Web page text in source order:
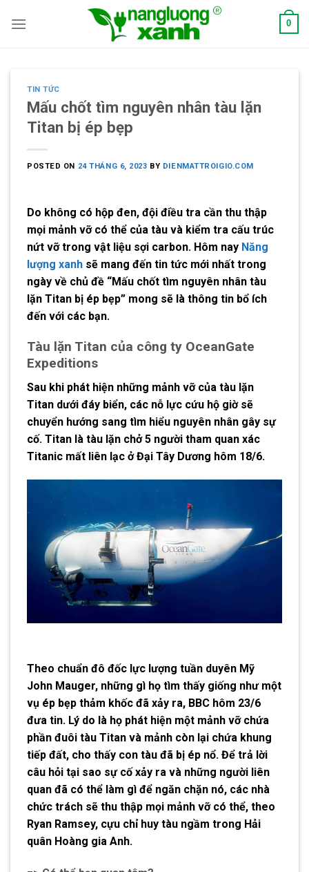
0
TIN TỨC
Mấu chốt tìm nguyên nhân tàu lặn
Titan bị ép bẹp
POSTED ON 24 THÁNG 6, 2023 BY DIENMATTROIGIO.COM
Do không có hộp đen, đội điều tra cần thu thập
mọi mảnh vỡ có thể của tàu và kiểm tra cấu trúc
nứt vỡ trong vật liệu sợi carbon. Hôm nay Năng
lượng xanh sẽ mang đến tin tức mới nhất trong
ngày về chủ đề “Mấu chốt tìm nguyên nhân tàu
lặn Titan bị ép bẹp” mong sẽ là thông tin bổ ích
đến với các bạn.
Tàu lặn Titan của công ty OceanGate
Expeditions
Sau khi phát hiện những mảnh vỡ của tàu lặn
Titan dưới đáy biển, các nỗ lực cứu hộ giờ sẽ
chuyển hướng sang tìm hiểu nguyên nhân gây sự
cố. Titan là tàu lặn chở 5 người tham quan xác
Titanic mất liên lạc ở Đại Tây Dương hôm 18/6.
Theo chuẩn đô đốc lực lượng tuần duyên Mỹ
John Mauger, những gì họ tìm thấy giống như một
vụ ép bẹp thảm khốc đã xảy ra, BBC hôm 23/6
đưa tin. Lý do là họ phát hiện một mảnh vỡ chứa
phần đuôi tàu Titan và mảnh còn lại chứa khung
tiếp đất, cho thấy con tàu đã bị ép nổ. Để trả lời
câu hỏi tại sao sự cố xảy ra và những người liên
quan đã có thể làm gì để ngăn chặn nó, các nhà
chức trách sẽ thu thập mọi mảnh vỡ có thể, theo
Ryan Ramsey, cựu chỉ huy tàu ngầm trong Hải
quân Hoàng gia Anh.